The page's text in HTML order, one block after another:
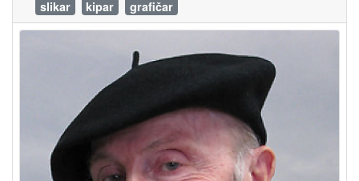
slikar kipar grafičar